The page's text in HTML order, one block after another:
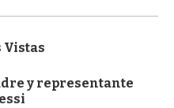
Vistas
y representante